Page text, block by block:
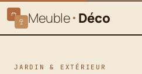
Meuble Déco
JARDIN & EXTÉRIEUR